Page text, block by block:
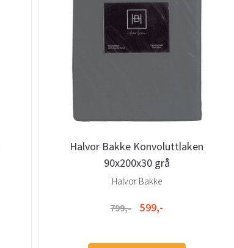
Halvor Bakke Konvoluttlaken
90x200x30 grå
Halvor Bakke
799,- 599,-